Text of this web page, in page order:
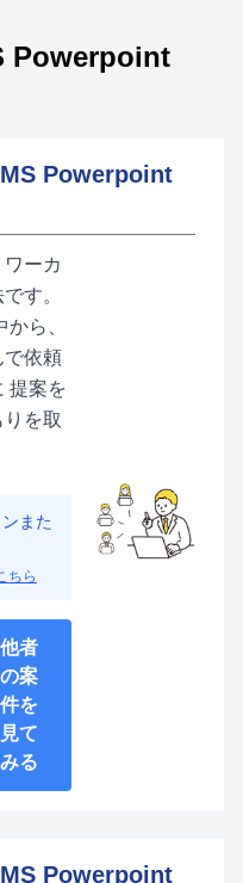
Powerpoint
Powerpoint
ーカ
す。
ら、
で依頼
提案を
を取
また
ちら
他者
の案
件を
見て
みる
Powerpoint